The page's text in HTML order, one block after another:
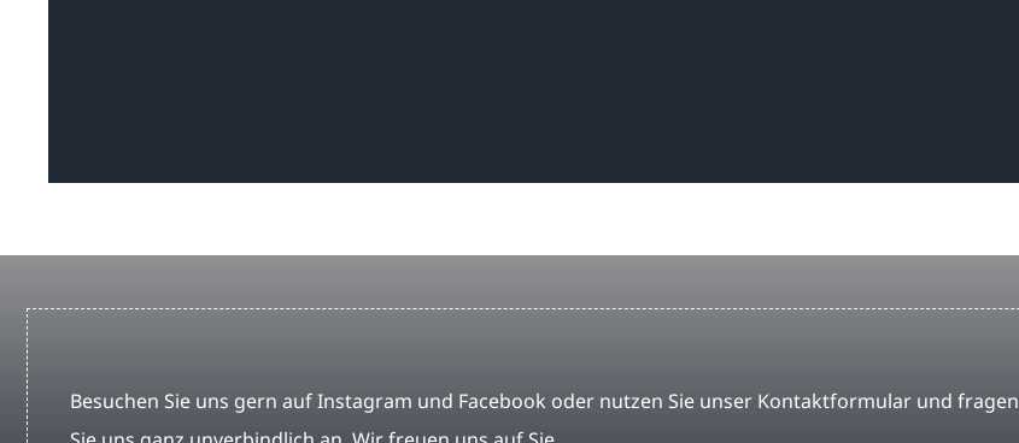
Besuchen Sie uns gern auf Instagram und Facebook oder nutzen Sie unser Kontaktformular und fragen